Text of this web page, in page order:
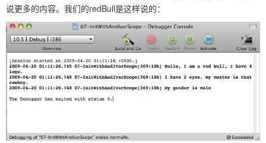
说更多的内容。我们的redBull是这样说的：